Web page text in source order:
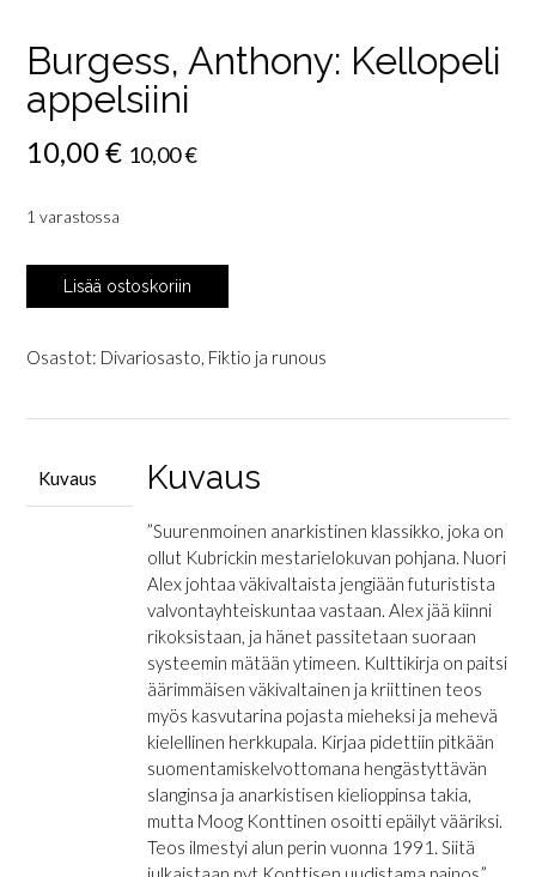
Burgess, Anthony: Kellopeli
appelsiini
10,00€ 10,00€
1 varastossa
Burgess,
Anthony:
appelsiini
Lisää ostoskoriin
Osastot: Divariosasto, Fiktio ja runous
Kuvaus Kuvaus
”Suurenmoinen anarkistinen klassikko, joka on
ollut Kubrickin mestarielokuvan pohjana. Nuori
Alex johtaa väkivaltaista jengiään futuristista
valvontayhteiskuntaa vastaan. Alex jää kiinni
rikoksistaan, ja hänet passitetaan suoraan
systeemin mätään ytimeen. Kulttikirja on paitsi
äärimmäisen väkivaltainen ja kriittinen teos
myös kasvutarina pojasta mieheksi ja mehevä
kielellinen herkkupala. Kirjaa pidettiin pitkään
suomentamiskelvottomana hengästyttävän
slanginsa ja anarkistisen kielioppinsa takia,
mutta Moog Konttinen osoitti epäilyt vääriksi.
Teos ilmestyi alun perin vuonna 1991. Siitä